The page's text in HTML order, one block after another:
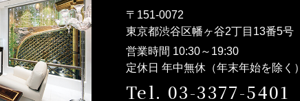
〒151-0072
東京都渋谷区幡ヶ谷2丁目13番5号
営業時間 10:30～19:30
定休日 年中無休（年末年始を除く）
Tel. 03-3377-5401